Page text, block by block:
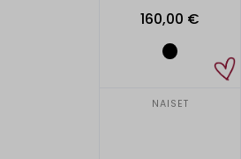
160,00 €
NAISET